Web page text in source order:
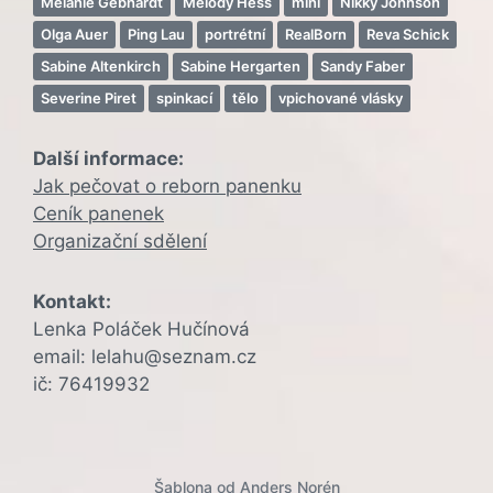
Olga Auer
Ping Lau portrétní RealBorn
Reva Schick
Sabine Altenkirch
Sabine Hergarten
Sandy Faber
Severine Piret
spinkací tělo vpichované vlásky
Další informace:
Jak pečovat o reborn panenku
Ceník panenek
Organizační sdělení
Kontakt:
Lenka Poláček Hučínová
email: lelahu@seznam.cz
ič: 76419932
Šablona od Anders Norén